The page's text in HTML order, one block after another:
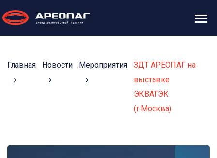
Главная Новости Мероприятия
ЗДТ АРЕОПАГ на
выставке
ЭКВАТЭК
(г.Москва).